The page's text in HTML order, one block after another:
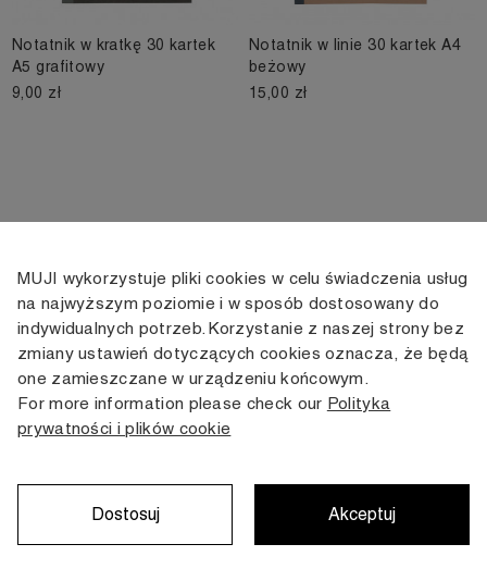
Notatnik w kratkę 30 kartek
A5 grafitowy
9,00 zł
Notatnik w linie 30 kartek A4
beżowy
15,00 zł
KONTAKT
+48 505 166 958
zamowienia@muji.com.pl
Infolinia czynna
od poniedziałku do piątku
KONTO
Moje konto
Historia
INFORMACJE
Dostawa
Regulamin
Karta stałego
Klienta
MUJI wykorzystuje pliki cookies w celu świadczenia usług
na najwyższym poziomie i w sposób dostosowany do
indywidualnych potrzeb. Korzystanie z naszej strony bez
zmiany ustawień dotyczących cookies oznacza, że będą
one zamieszczane w urządzeniu końcowym.
For more information please check our Polityka
prywatności i plików cookie
Dostosuj Akceptuj